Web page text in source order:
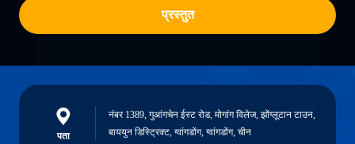
प्रस्तुत
पता
नंबर 1389, गुआंगचेन ईस्ट रोड, मोगांग विलेज, झोंग्लूटान टाउन,
बाययुन डिस्ट्रिक्ट, ग्वांगडोंग, ग्वांगडोंग, चीन